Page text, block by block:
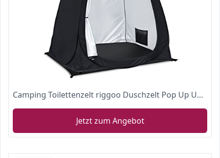
Camping Toilettenzelt riggoo Duschzelt Pop Up Umkleidezelt Privatsphäre Toilette Umkleidekabine Lagerzelt Mobile Outdoor WC Zelt für Camping & Beach, mit Tragetasche(UV 50+) (Black)
Jetzt zum Angebot